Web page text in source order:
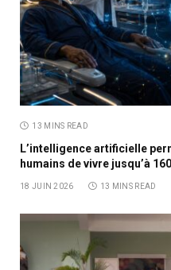
13 MINS READ
L’intelligence artificielle
humains de vivre jusqu’à
18 JUIN 2026 13 MINS READ